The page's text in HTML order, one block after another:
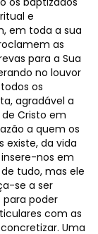
e
em toda a sua
as
para a Sua
no louvor
os
agradável a
Cristo em
a quem os
existe, da vida
insere-nos em
tudo, mas ele
se a ser
poder
com as
Uma